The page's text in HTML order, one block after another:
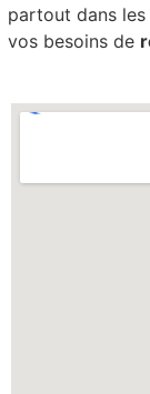
partout dans
vos besoins de